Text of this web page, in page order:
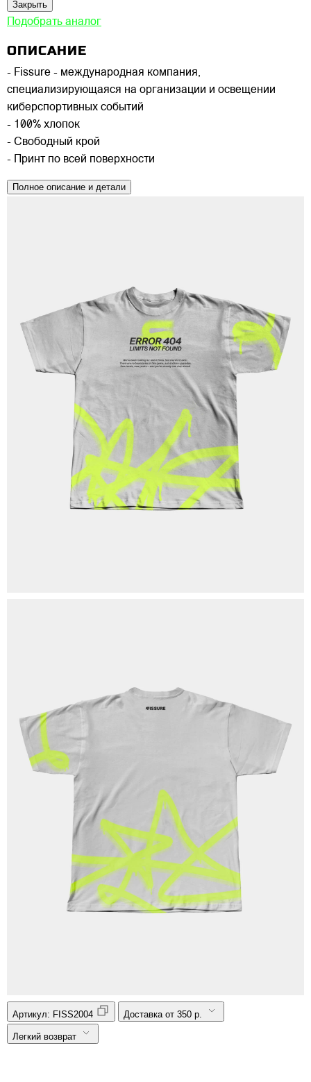
Закрыть
Подобрать аналог
ОПИСАНИЕ
- Fissure - международная компания,
специализирующаяся на организации и освещении
киберспортивных событий
- 100% хлопок
- Свободный крой
- Принт по всей поверхности
Полное описание и детали
Артикул: FISS2004 Доставка от 350 р.
Легкий возврат